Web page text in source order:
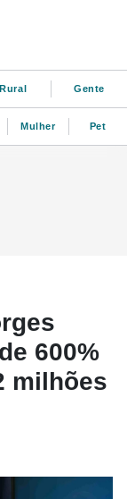
Rural Gente
Mulher Pet
600%
milhões